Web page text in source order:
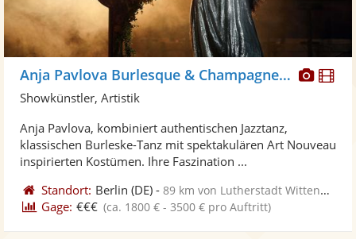
Anja Pavlova Burlesque & Champagnerglass
Showkünstler, Artistik
Anja Pavlova, kombiniert authentischen Jazztanz,
klassischen Burleske-Tanz mit spektakulären Art Nouveau
inspirierten Kostümen. Ihre Faszination ...
Standort: Berlin (DE) -89 km von Lutherstadt Wittenberg
Gage: €€€ (ca. 1800 € - 3500 € pro Auftritt)